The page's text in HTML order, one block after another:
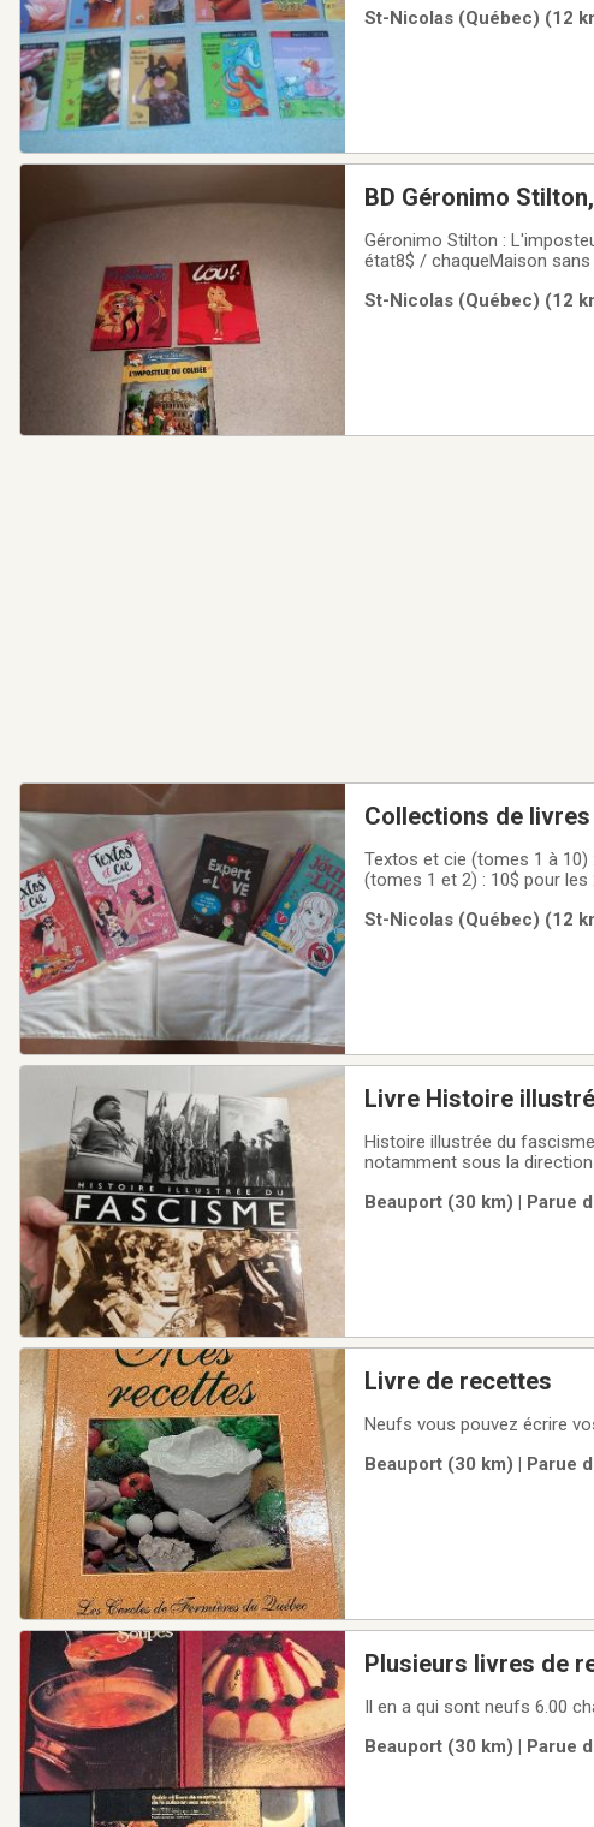
St-Nicolas (Québec) (12
BD Géronimo
Géronimo Stilton :
état8$ / chaqueMaison
St-Nicolas (Québec) (12
Collections de
Textos et cie (tomes 1 à 10)
(tomes 1 et 2) : 10$ pour
St-Nicolas (Québec) (12
Livre Histoire
Histoire illustrée du
notamment sous la
Beauport (30 km) | Parue
Livre de recettes
Neufs vous pouvez écrire
Beauport (30 km) | Parue
Plusieurs livres de
Il en a qui sont neufs 6.00
Beauport (30 km) | Parue